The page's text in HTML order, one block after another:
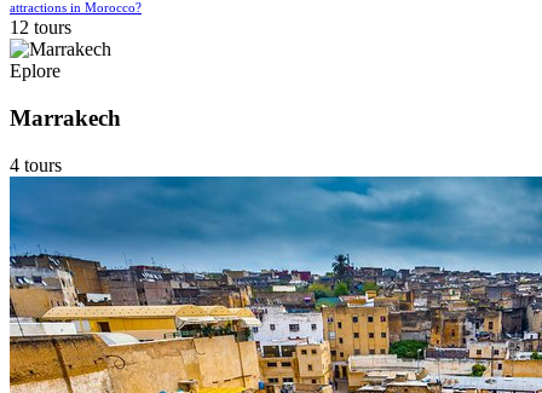
attractions in Morocco?
12 tours
Eplore
Marrakech
4 tours